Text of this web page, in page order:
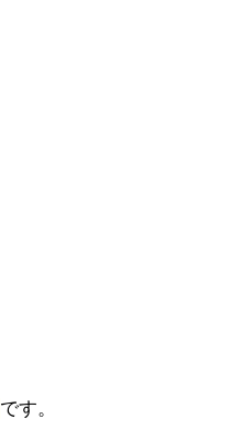
です。